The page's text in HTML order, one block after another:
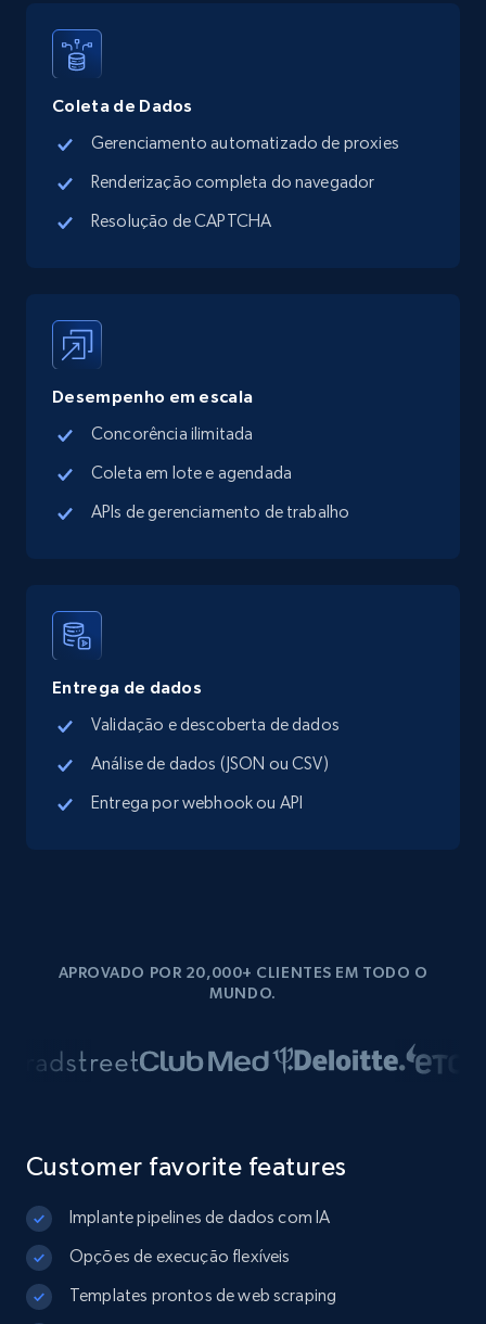
Coleta de Dados
Gerenciamento automatizado de proxies
Renderização completa do navegador
Resolução de CAPTCHA
Desempenho em escala
Concorência ilimitada
Coleta em lote e agendada
APIs de gerenciamento de trabalho
Entrega de dados
Validação e descoberta de dados
Análise de dados (JSON ou CSV)
Entrega por webhook ou API
APROVADO POR 20,000+ CLIENTES EM TODO O
MUNDO.
Customer favorite features
Implante pipelines de dados com IA
Opções de execução flexíveis
Templates prontos de web scraping